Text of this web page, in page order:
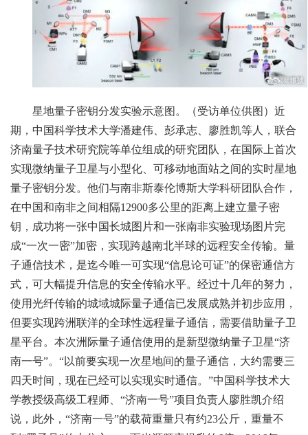
星地量子密钥分发实验示意图。（受访单位供图）近
期，中国科学技术大学潘建伟、彭承志、廖胜凯等人，联合
济南量子技术研究院等单位组成的研究团队，在国际上首次
实现微纳量子卫星与小型化、可移动地面站之间的实时星地
量子密钥分发。他们与南非斯泰伦博斯大学科研团队合作，
在中国和南非之间相隔12900多公里的距离上建立量子密
钥，成功将一张中国长城图片和一张南非实验现场图片完
成“一次一密”加密，实现跨越南北半球的远程安全传输。量
子通信技术，是迄今唯一可实现“信息论可证”的保密通信方
式，可大幅提升信息的安全传输水平。经过十几年的努力，
使用光纤传输的城域城际量子通信已发展成熟并初步应用，
但要实现跨洲联洋的全球性远程量子通信，需要借助量子卫
星平台。本次洲际量子通信使用的是新型微纳量子卫星“济
南一号”。“以前要实现一次星地间的量子通信，大约需要三
四天时间，现在已经可以实现实时通信。”中国科学技术大
学教授级高级工程师、“济南一号”项目负责人廖胜凯介绍
说，此外，“济南一号”的载荷重量只有约23公斤，重量不